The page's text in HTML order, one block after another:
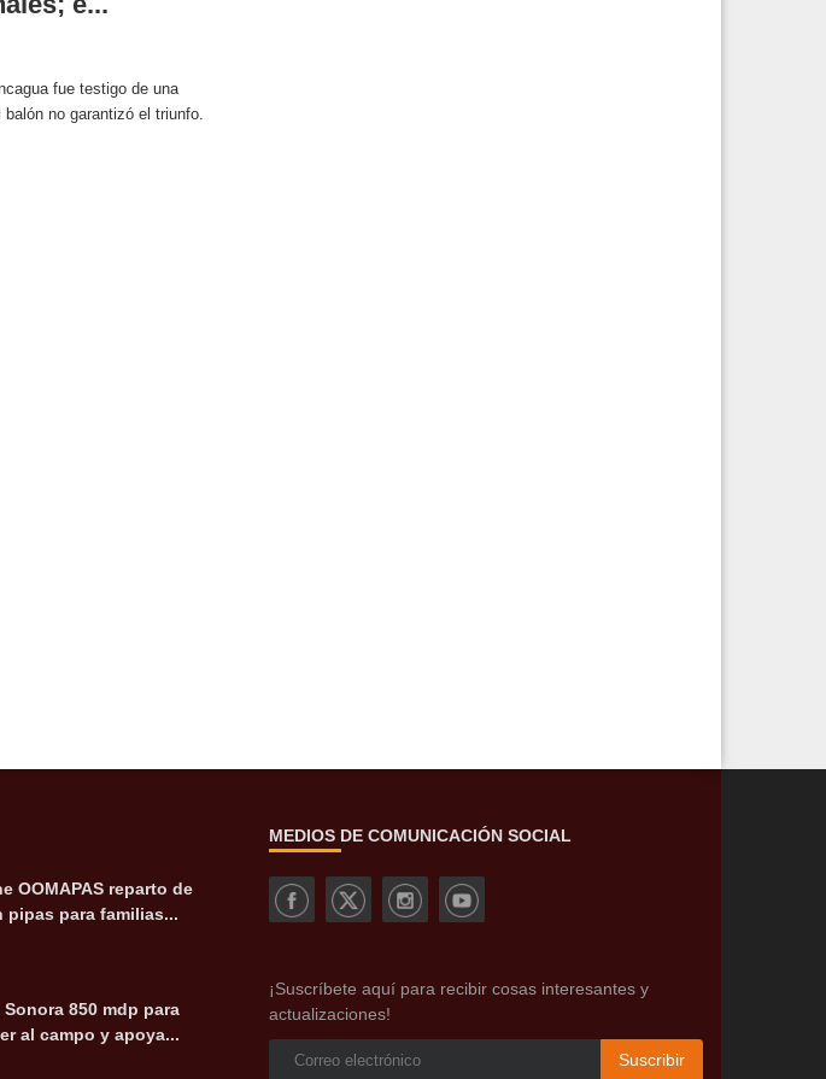
fue testigo de una
no garantizó el triunfo.
OOMAPAS reparto de
pipas para familias...
Sonora 850 mdp para
al campo y apoya...
MEDIOS DE COMUNICACIÓN SOCIAL
¡Suscríbete aquí para recibir cosas interesantes y
actualizaciones!
Suscribir